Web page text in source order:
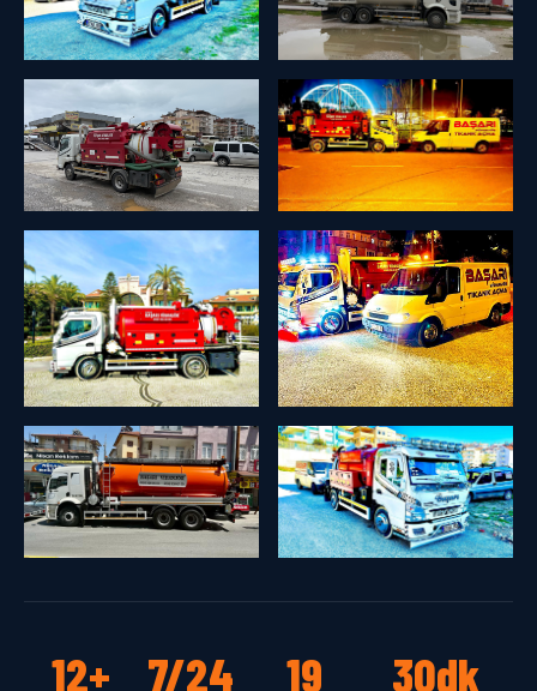
12+ 7/24 19 30dk